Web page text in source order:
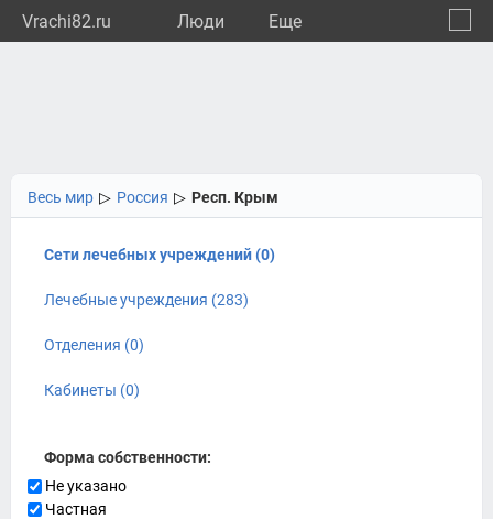
Vrachi82.ru Люди Eще
Весь мир ▷ Россия ▷ Респ. Крым
Сети лечебных учреждений (0)
Лечебные учреждения (283)
Отделения (0)
Кабинеты (0)
Форма собственности:
Не указано
Частная